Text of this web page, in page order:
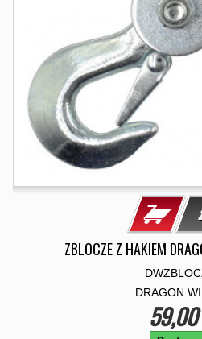
ZBLOCZE Z HAKIEM
DRAGON
59,00